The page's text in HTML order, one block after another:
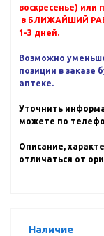
воскресенье) или
в БЛИЖАЙШИЙ
1-3 дней.
Возможно
позиции в заказе
аптеке.
Уточнить
можете по
Описание,
отличаться от
Наличие